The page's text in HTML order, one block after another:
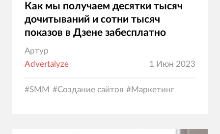
Как мы получаем десятки тысяч
дочитываний и сотни тысяч
показов в Дзене забесплатно
Артур
Advertalyze
1 Июн 2023
#SMM #Создание сайтов #Маркетинг